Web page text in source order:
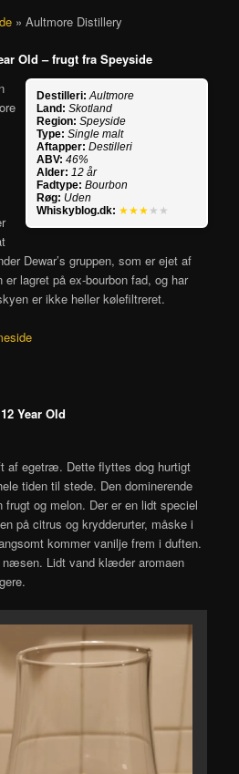
»Aultmore Distillery
Old – frugt fra Speyside
Destilleri: Aultmore
Land: Skotland
Region: Speyside
Type: Single malt
Aftapper: Destilleri
ABV: 46%
Alder: 12 år
Fadtype: Bourbon
Røg: Uden
Whiskyblog.dk: ★★★ ★★
Dewar’s gruppen, som er ejet af
lagret på ex-bourbon fad, og har
er ikke heller kølefiltreret.
Year Old
af egetræ. Dette flyttes dog hurtigt
tiden til stede. Den dominerende
og melon. Der er en lidt speciel
på citrus og krydderurter, måske i
kommer vanilje frem i duften.
Lidt vand klæder aromaen